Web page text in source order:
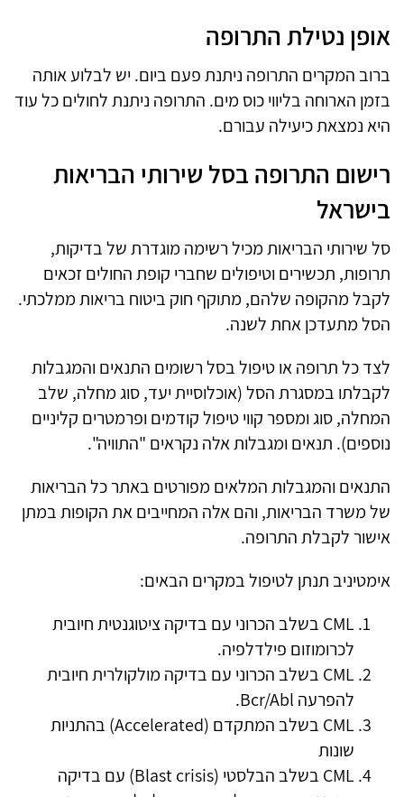
אופן נטילת התרופה
ברוב המקרים התרופה ניתנת פעם ביום. יש לבלוע אותה
בזמן הארוחה בליווי כוס מים. התרופה ניתנת לחולים כל עוד
היא נמצאת כיעילה עבורם.
רישום התרופה בסל שירותי הבריאות
בישראל
סל שירותי הבריאות מכיל רשימה מוגדרת של בדיקות,
תרופות, תכשירים וטיפולים שחברי קופת החולים זכאים
לקבל מהקופה שלהם, מתוקף חוק ביטוח בריאות ממלכתי.
הסל מתעדכן אחת לשנה.
לצד כל תרופה או טיפול בסל רשומים התנאים והמגבלות
לקבלתו במסגרת הסל (אוכלוסיית יעד, סוג מחלה, שלב
המחלה, סוג ומספר קווי טיפול קודמים ופרמטרים קליניים
נוספים). תנאים ומגבלות אלה נקראים "התוויה".
התנאים והמגבלות המלאים מפורטים באתר כל הבריאות
של משרד הבריאות, והם אלה המחייבים את הקופות במתן
אישור לקבלת התרופה.
אימטיניב תנתן לטיפול במקרים הבאים:
CML בשלב הכרוני עם בדיקה ציטוגנטית חיובית
לכרומוזום פילדלפיה.
CML בשלב הכרוני עם בדיקה מולקולרית חיובית
להפרעה Bcr/Abl.
CML בשלב המתקדם (Accelerated) בהתניות
שונות
CML בשלב הבלסטי (Blast crisis) עם בדיקה